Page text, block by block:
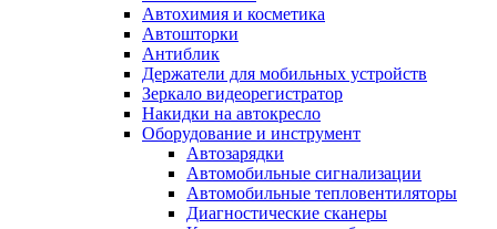
Автохимия и косметика
Автошторки
Антиблик
Держатели для мобильных устройств
Зеркало видеорегистратор
Накидки на автокресло
Оборудование и инструмент
Автозарядки
Автомобильные сигнализации
Автомобильные тепловентиляторы
Диагностические сканеры